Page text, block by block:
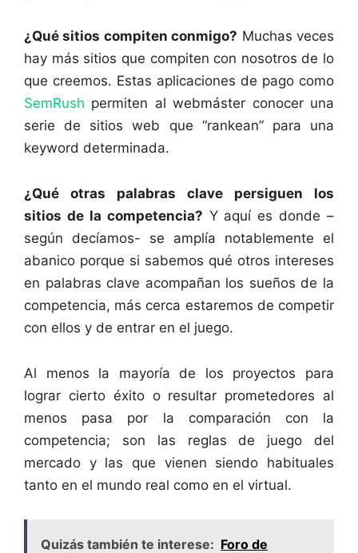
¿Qué sitios compiten conmigo? Muchas veces
hay más sitios que compiten con nosotros de lo
que creemos. Estas aplicaciones de pago como
SemRush permiten al webmáster conocer una
serie de sitios web que “rankean” para una
keyword determinada.
¿Qué otras palabras clave persiguen los
sitios de la competencia? Y aquí es donde –
según decíamos- se amplía notablemente el
abanico porque si sabemos qué otros intereses
en palabras clave acompañan los sueños de la
competencia, más cerca estaremos de competir
con ellos y de entrar en el juego.
Al menos la mayoría de los proyectos para
lograr cierto éxito o resultar prometedores al
menos pasa por la comparación con la
competencia; son las reglas de juego del
mercado y las que vienen siendo habituales
tanto en el mundo real como en el virtual.
Quizás también te interese: Foro de